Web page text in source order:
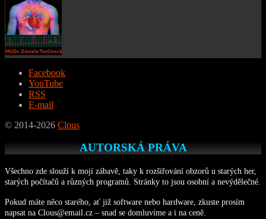
Facebook
YouTube
RSS
E-mail
© 2014-2026 Clous
AUTORSKÁ PRÁVA
Všechno zde slouží k mojí zábavě, taky k rozšiřování obzorů u starých her,
starých počítačů a různých programů. Stránky to jsou osobní a nevýdělečné.
Pokud máte něco starého, ať již software nebo hardware, zkuste prosím
napsat na Clous@email.cz – snad se domluvíme a i na ceně.